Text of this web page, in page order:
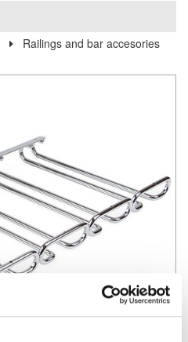
Railings and bar accesories